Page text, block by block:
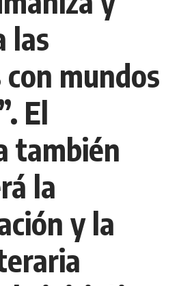
las
mundos
El
también
la
y la